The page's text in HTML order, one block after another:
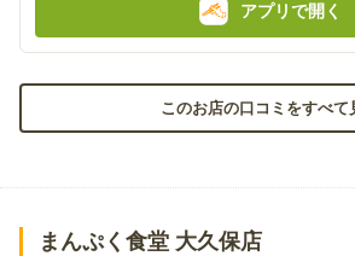
アプリで開く
このお店の口コミをすべて
まんぷく食堂 大久保店